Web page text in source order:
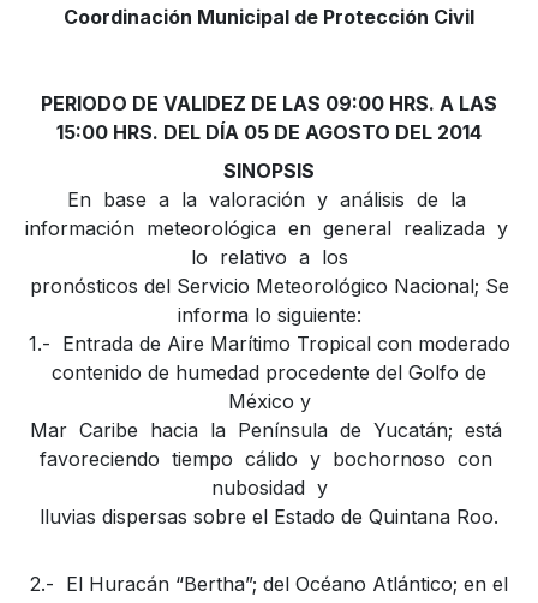
Coordinación Municipal de Protección Civil
PERIODO DE VALIDEZ DE LAS 09:00 HRS. A LAS
15:00 HRS. DEL DÍA 05 DE AGOSTO DEL 2014
SINOPSIS
En base a la valoración y análisis de la
información meteorológica en general realizada y
lo relativo a los
pronósticos del Servicio Meteorológico Nacional; Se
informa lo siguiente:
1.- Entrada de Aire Marítimo Tropical con moderado
contenido de humedad procedente del Golfo de
México y
Mar Caribe hacia la Península de Yucatán; está
favoreciendo tiempo cálido y bochornoso con
nubosidad y
lluvias dispersas sobre el Estado de Quintana Roo.
2.- El Huracán “Bertha”; del Océano Atlántico; en el